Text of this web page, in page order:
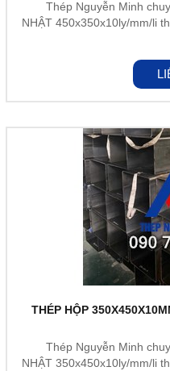
Thép Nguyễn Minh
NHẬT 450x350x10ly/mm/li
THÉP HỘP
Thép Nguyễn Minh
NHẬT 350x450x10ly/mm/li